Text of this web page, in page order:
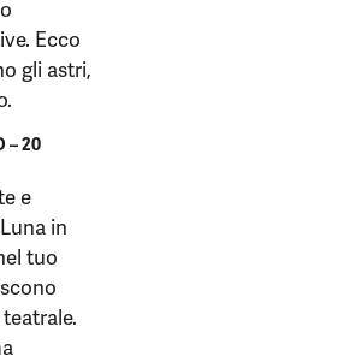
Ecco
gli astri,
– 20
e
in
tuo